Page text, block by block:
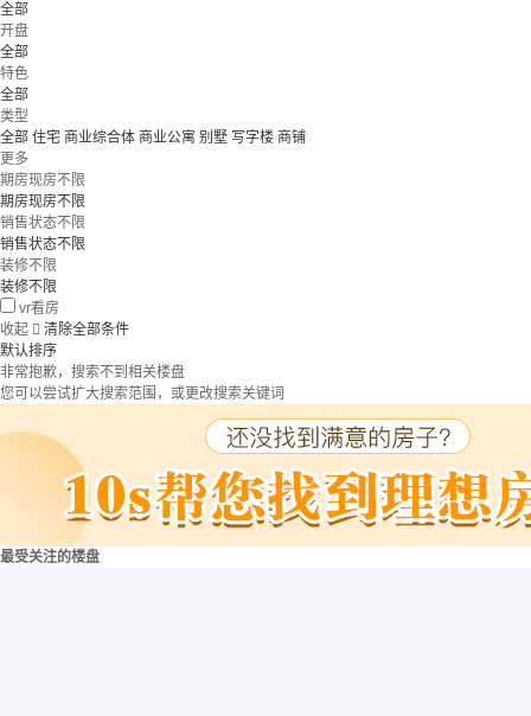
全部
开盘
全部
特色
全部
类型
全部 住宅 商业综合体 商业公寓 别墅 写字楼 商铺
更多
期房现房不限
期房现房不限
销售状态不限
销售状态不限
装修不限
装修不限
vr看房
收起  清除全部条件
默认排序
非常抱歉，搜索不到相关楼盘
您可以尝试扩大搜索范围，或更改搜索关键词
最受关注的楼盘